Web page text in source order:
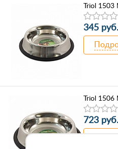
Triol 1503
345 руб.
Triol 1506
723 руб.